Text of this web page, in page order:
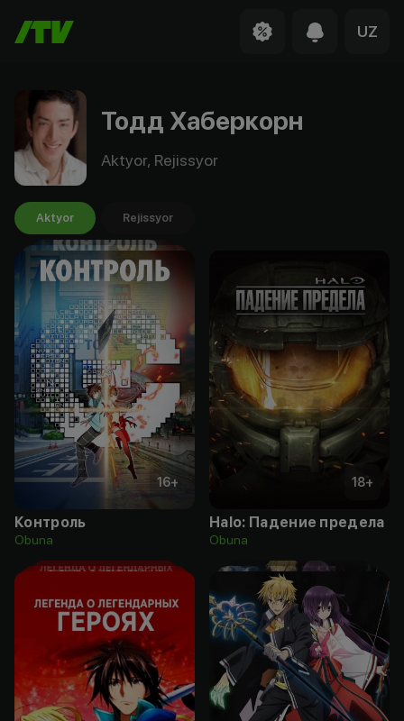
UZ
Тодд Хаберкорн
Aktyor, Rejissyor
Aktyor Rejissyor
16+
Контроль
Obuna
18+
Halo: Падение предела
Obuna